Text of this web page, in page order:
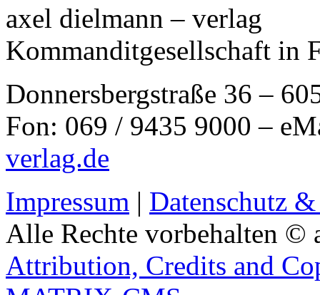
axel dielmann – verlag
Kommanditgesellschaft in
Donnersbergstraße 36 –
Fon: 069 / 9435 9000 –
verlag.de
Impressum | Datenschutz
Alle Rechte vorbehalten ©
Attribution, Credits and